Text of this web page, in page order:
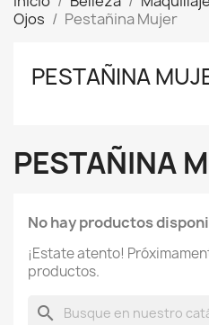
Ojos
Pestañina Mujer
PESTAÑINA
PESTAÑINA
No hay productos
¡Estate atento!
productos.
search